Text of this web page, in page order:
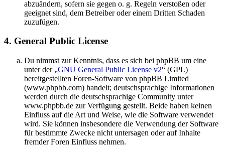
abzuändern, sofern sie gegen o. g. Regeln verstoßen oder
geeignet sind, dem Betreiber oder einem Dritten Schaden
zuzufügen.
4. General Public License
Du nimmst zur Kenntnis, dass es sich bei phpBB um eine
unter der „GNU General Public License v2“ (GPL)
bereitgestellten Foren-Software von phpBB Limited
(www.phpbb.com) handelt; deutschsprachige Informationen
werden durch die deutschsprachige Community unter
www.phpbb.de zur Verfügung gestellt. Beide haben keinen
Einfluss auf die Art und Weise, wie die Software verwendet
wird. Sie können insbesondere die Verwendung der Software
für bestimmte Zwecke nicht untersagen oder auf Inhalte
fremder Foren Einfluss nehmen.